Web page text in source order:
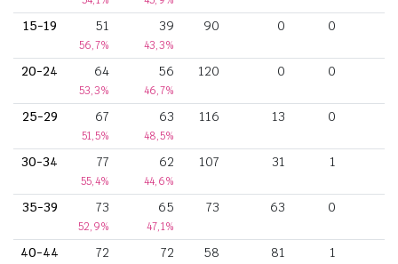
15-19 51
56,7%
39
43,3%
90 0 0
20-24 64
53,3%
56
46,7%
120 0 0
25-29 67
51,5%
63
48,5%
116 13 0
30-34 77
55,4%
62
44,6%
107 31 1
35-39 73
52,9%
65
47,1%
73 63 0
40-44 72 72 58 81 1